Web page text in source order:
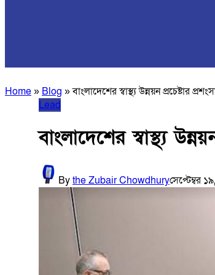
Home» Blog »বাংলাদেশের স্বাস্থ্য উন্নয়ন প্রচেষ্টার
Lead
বাংলাদেশের স্বাস্থ্য
Bythe Zubair Chowdhuryসেপ্টেম্বর